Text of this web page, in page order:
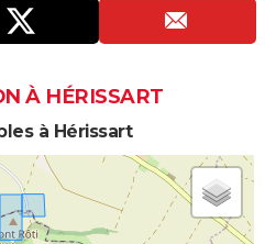
À HÉRISSART
à Hérissart